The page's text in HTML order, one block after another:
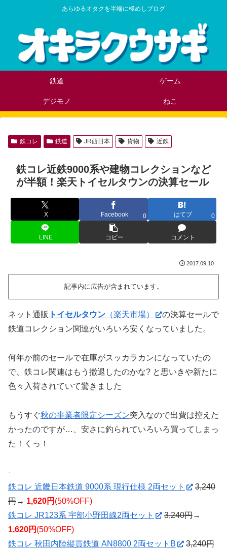
あらゆるオタクを半端に極めしブログ
鉄道 ゲーム
デジモノ ねこ
鉄コレ 鉄道 JR西日本 貨物 近鉄
鉄コレ近鉄9000系や建物コレクションなど
が半額！楽天トイセルタウンの決算セール
X Facebook 0 はてブ 0
LINE コピー コメント
2017.09.10
記事内に広告が含まれています。
ネット通販 トイセルタウン （楽天市場）
の決算セールで
鉄道コレクション関連がいろいろ安くなっていました。
何年か前のセールで在庫がスッカラカンになっていたの
で、鉄コレ関連はもう撤退したのかな? と思いきや新たに
色々入荷されていて驚きました
もうすぐ秋の事業者限定シーズン突入なので出費は控えた
かったのですが…、安さに釣られていろいろ買ってしまっ
た！くっ！
鉄コレ 近畿日本鉄道 9000系 現行仕様 2両セット
3,240
円→ 1,620円 (50%OFF)
鉄コレ JR123系 宇部小野田線2両セット
3,240円→
1,620円 (50%OFF)
鉄コレ 秋田内陸縦貫鉄道 AN8800 2両セットB
3,240円